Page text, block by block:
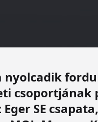
nyolcadik
csoportjának
SE